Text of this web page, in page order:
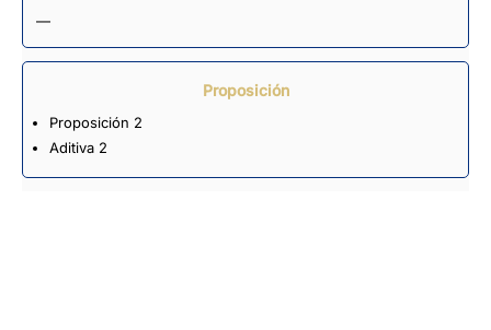
—
Proposición
Proposición 2
Aditiva 2